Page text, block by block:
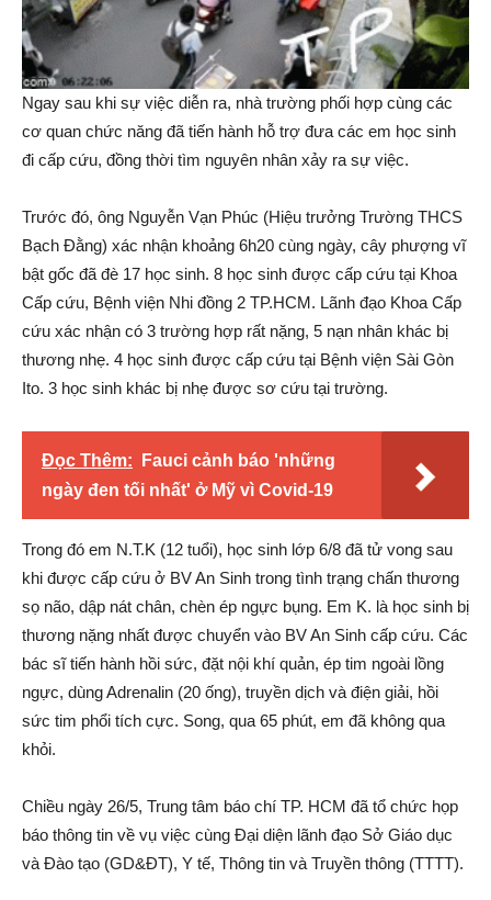
Ngay sau khi sự việc diễn ra, nhà trường phối hợp cùng các
cơ quan chức năng đã tiến hành hỗ trợ đưa các em học sinh
đi cấp cứu, đồng thời tìm nguyên nhân xảy ra sự việc.
Trước đó, ông Nguyễn Vạn Phúc (Hiệu trưởng Trường THCS
Bạch Đằng) xác nhận khoảng 6h20 cùng ngày, cây phượng vĩ
bật gốc đã đè 17 học sinh. 8 học sinh được cấp cứu tại Khoa
Cấp cứu, Bệnh viện Nhi đồng 2 TP.HCM. Lãnh đạo Khoa Cấp
cứu xác nhận có 3 trường hợp rất nặng, 5 nạn nhân khác bị
thương nhẹ. 4 học sinh được cấp cứu tại Bệnh viện Sài Gòn
Ito. 3 học sinh khác bị nhẹ được sơ cứu tại trường.
Đọc Thêm:
Fauci cảnh báo 'những
ngày đen tối nhất' ở Mỹ vì Covid-19
Trong đó em N.T.K (12 tuổi), học sinh lớp 6/8 đã tử vong sau
khi được cấp cứu ở BV An Sinh trong tình trạng chấn thương
sọ não, dập nát chân, chèn ép ngực bụng. Em K. là học sinh bị
thương nặng nhất được chuyển vào BV An Sinh cấp cứu. Các
bác sĩ tiến hành hồi sức, đặt nội khí quản, ép tim ngoài lồng
ngực, dùng Adrenalin (20 ống), truyền dịch và điện giải, hồi
sức tim phổi tích cực. Song, qua 65 phút, em đã không qua
khỏi.
Chiều ngày 26/5, Trung tâm báo chí TP. HCM đã tổ chức họp
báo thông tin về vụ việc cùng Đại diện lãnh đạo Sở Giáo dục
và Đào tạo (GD&ĐT), Y tế, Thông tin và Truyền thông (TTTT).